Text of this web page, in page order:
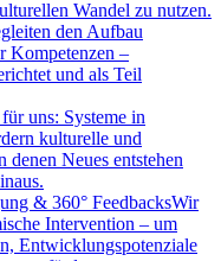
Wandel zu nutzen.
den Aufbau
Kompetenzen –
und als Teil
uns: Systeme in
kulturelle und
Neues entstehen
& 360° FeedbacksWir
Intervention – um
Entwicklungspotenziale